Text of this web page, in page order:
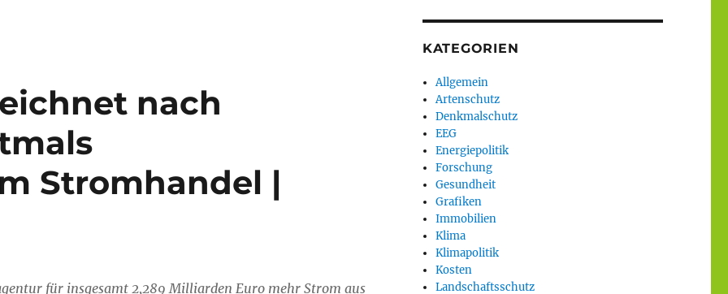
nach
Stromhandel |
für insgesamt 2,289 Milliarden Euro mehr Strom aus
KATEGORIEN
Allgemein
Artenschutz
Denkmalschutz
EEG
Energiepolitik
Forschung
Gesundheit
Grafiken
Immobilien
Klima
Klimapolitik
Kosten
Landschaftsschutz